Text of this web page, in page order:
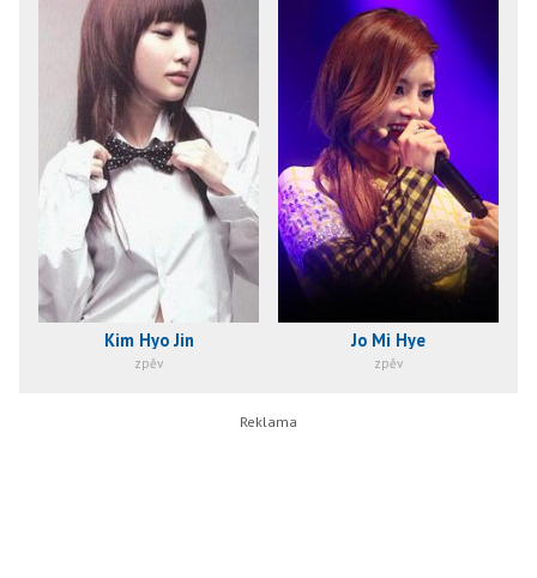
Kim Hyo Jin
zpěv
Jo Mi Hye
zpěv